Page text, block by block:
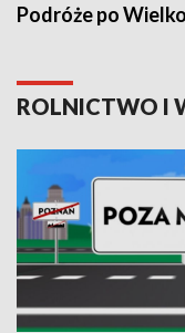
Podróże po
ROLNICTWO I